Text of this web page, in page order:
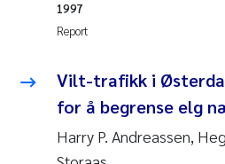
Nathalie Marquesin-
Peter Stig Hansen
Marit Villø
Report
1997
Vilt-trafikk i
for å begrense elg
Harry P. Andreassen,